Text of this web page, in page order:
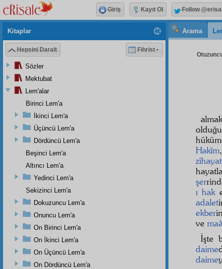
Arama
Hakîm
zîhayat
şer
ı hak
adalet
ekber
ve
İşte
daime
daime
Kitaplar
Hepsini Daralt Fihrist
Sözler
Mektubat
Lem'alar
Birinci Lem'a
İkinci Lem'a
Üçüncü Lem'a
Dördüncü Lem'a
Beşinci Lem'a
Altıncı Lem'a
Yedinci Lem'a
Sekizinci Lem'a
Dokuzuncu Lem'a
Onuncu Lem'a
On Birinci Lem'a
On İkinci Lem'a
On Üçüncü Lem'a
On Dördüncü Lem'a
Giriş Kayıt Ol Follow